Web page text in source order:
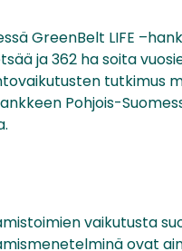
GreenBelt LIFE
ja 362 ha soita
tutkimus
Pohjois-
vaikutusta
ovat